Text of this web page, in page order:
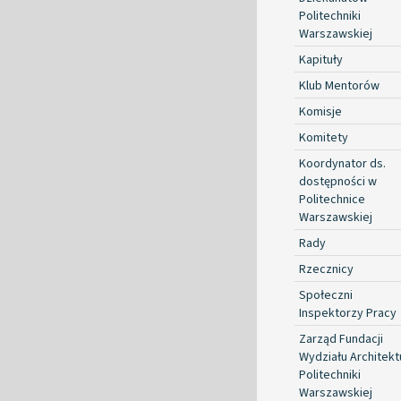
Politechniki
Warszawskiej
Kapituły
Klub Mentorów
Komisje
Komitety
Koordynator ds.
dostępności w
Politechnice
Warszawskiej
Rady
Rzecznicy
Społeczni
Inspektorzy Pracy
Zarząd Fundacji
Wydziału
Politechniki
Warszawskiej